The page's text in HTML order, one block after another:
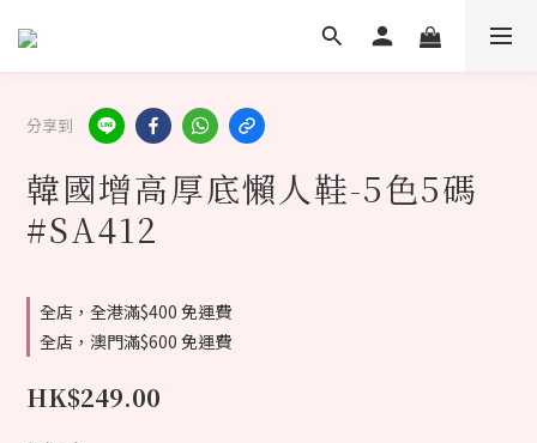
分享到
韓國增高厚底懶人鞋-5色5碼
#SA412
全店，全港滿$400 免運費
全店，澳門滿$600 免運費
HK$249.00